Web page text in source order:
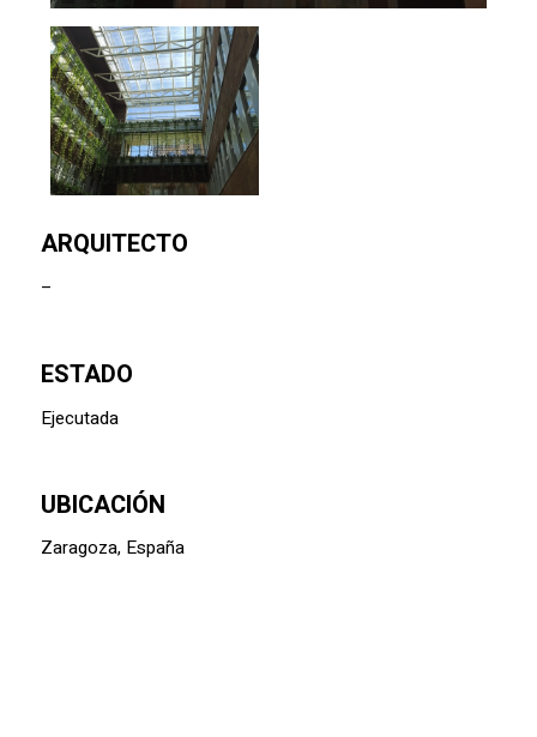
ARQUITECTO
–
ESTADO
Ejecutada
UBICACIÓN
Zaragoza, España